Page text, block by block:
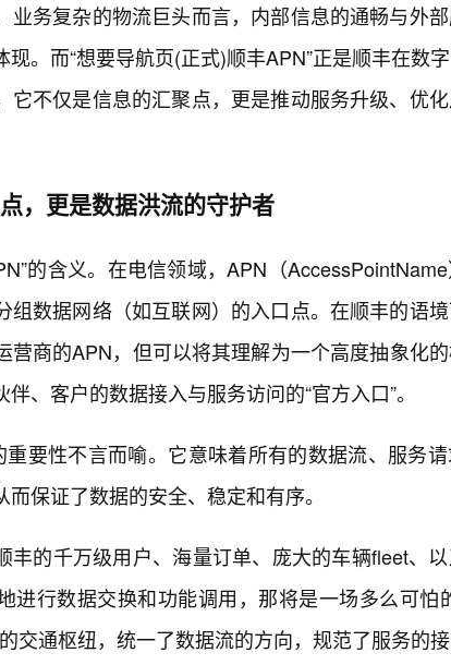
业务复杂的物流巨头而言，内部信息的通畅与外部
。而“想要导航页(正式)顺丰APN”正是顺丰在数
它不仅是信息的汇聚点，更是推动服务升级、优
，更是数据洪流的守护者
的含义。在电信领域，APN（
组数据网络（如互联网）的入口点。在顺丰的语
营商的APN，但可以将其理解为一个高度抽象化
、客户的数据接入与服务访问的“官方入口”。
重要性不言而喻。它意味着所有的数据流、服务
保证了数据的安全、稳定和有序。
丰的千万级用户、海量订单、庞大的车辆fleet、
进行数据交换和功能调用，那将是一场多么可怕
交通枢纽，统一了数据流的方向，规范了服务的